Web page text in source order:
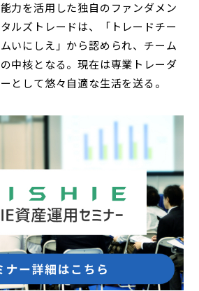
能力を活用した独自のファンダメン
タルズトレードは、「トレードチー
ムいにしえ」から認められ、チーム
の中核となる。現在は専業トレーダ
ーとして悠々自適な生活を送る。